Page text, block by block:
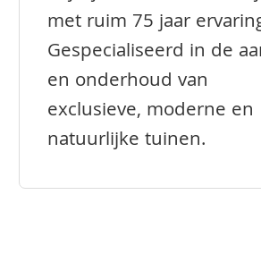
met ruim 75 jaar
Gespecialiseerd in de
en onderhoud van
exclusieve, moderne en
natuurlijke tuinen.